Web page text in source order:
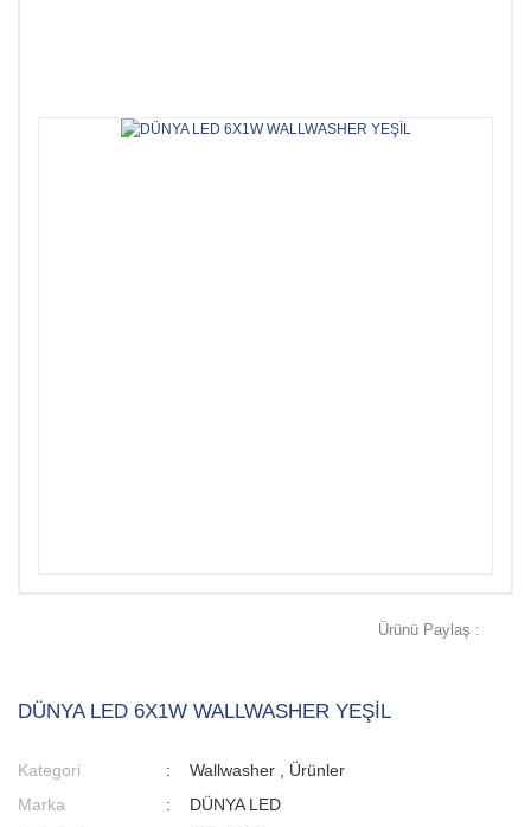
Ürünü Paylaş :
DÜNYA LED 6X1W WALLWASHER YEŞİL
Kategori Wallwasher
Ürünler
Marka
DÜNYA LED